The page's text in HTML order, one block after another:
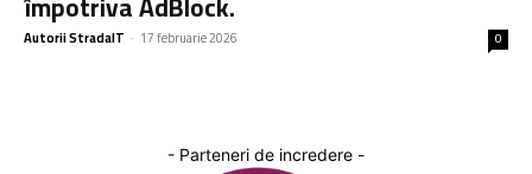
Autorii StradaIT - 17 februarie 2026 0
- Parteneri de incredere -